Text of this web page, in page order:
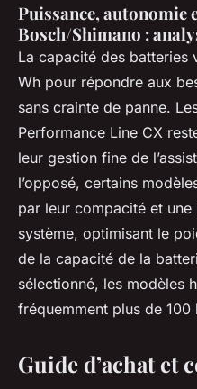
Puissance, autonomie
Bosch/Shimano :
La capacité des
Wh pour répondre aux
sans crainte de panne.
Performance Line CX
leur gestion fine de
l’opposé, certains
par leur compacité et
système, optimisant le
de la capacité de la
sélectionné, les modèles
fréquemment plus de 100
Guide d’achat et